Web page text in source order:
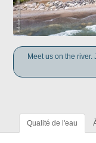
Meet us on the
Qualité de l'eau